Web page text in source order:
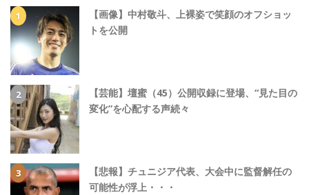
【画像】中村敬斗、上裸姿で笑顔のオフショッ
トを公開
【芸能】壇蜜（45）公開収録に登場、“見た目の
変化”を心配する声続々
【悲報】チュニジア代表、大会中に監督解任の
可能性が浮上・・・